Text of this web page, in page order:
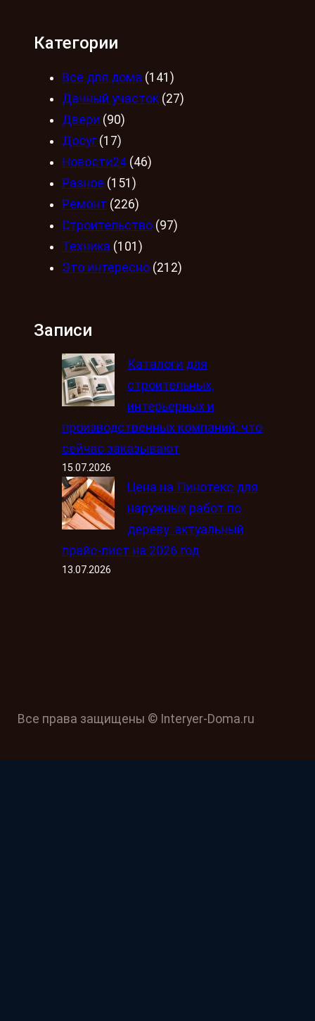
Категории
Всё для дома (141)
Дачный участок (27)
Двери (90)
Досуг (17)
Новости24 (46)
Разное (151)
Ремонт (226)
Строительство (97)
Техника (101)
Это интересно (212)
Записи
Каталоги для
строительных,
интерьерных и
производственных компаний: что
сейчас заказывают
15.07.2026
Цена на Пинотекс для
наружных работ по
дереву: актуальный
прайс-лист на 2026 год
13.07.2026
Все права защищены © Interyer-Doma.ru